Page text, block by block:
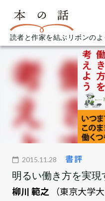
読者と作家を結ぶリボンの
2015.11.28 書評
明るい働き方を実
柳川 範之
（東京大学